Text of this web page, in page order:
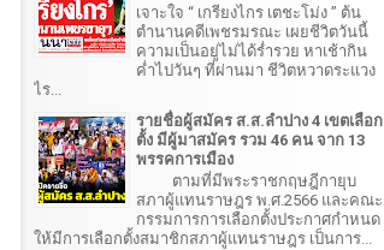
เจาะใจ “ เกรียงไกร เตชะโม่ง ” ต้น
ตำนานคดีเพชรมรณะ เผยชีวิตวันนี้
ความเป็นอยู่ไม่ได้ร่ำรวย หาเช้ากิน
ค่ำไปวันๆ ที่ผ่านมา ชีวิตหวาดระแวง
ไร...
รายชื่อผู้สมัคร ส.ส.ลำปาง 4 เขตเลือก
ตั้ง มีผู้มาสมัคร รวม 46 คน จาก 13
พรรคการเมือง
ตามที่มีพระราชกฤษฎีกายุบ
สภาผู้แทนราษฎร พ.ศ.2566 และคณะ
กรรมการการเลือกตั้งประกาศกำหนด
ให้มีการเลือกตั้งสมาชิกสภาผู้แทนราษฎร เป็นการ...